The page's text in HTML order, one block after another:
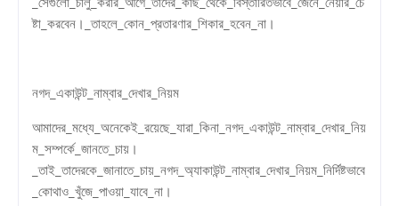
ষ্টা_করবেন।_তাহলে_কোন_প্রতারণার_শিকার_হবেন_না।
নগদ_একাউন্ট_নাম্বার_দেখার_নিয়ম
আমাদের_মধ্যে_অনেকেই_রয়েছে_যারা_কিনা_নগদ_একাউন্ট_নাম্বার_দেখার_নিয়
ম_সম্পর্কে_জানতে_চায়।
_তাই_তাদেরকে_জানাতে_চায়_নগদ_অ্যাকাউন্ট_নাম্বার_দেখার_নিয়ম_নির্দিষ্টভাবে
_কোথাও_খুঁজে_পাওয়া_যাবে_না।